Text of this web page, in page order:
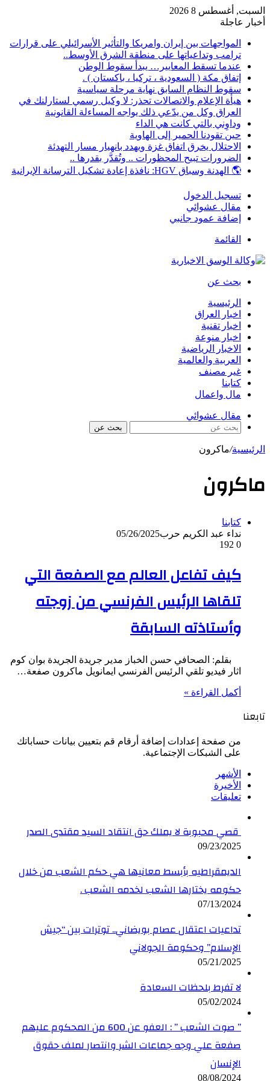
السبت, أغسطس 8 2026
أخبار عاجلة
المواجهات بين إيران وامريكا والتأثير الأسرائيلي على قرارات
ترامب وتداعياتها على منطقة الشرق الأوسط..
عندما تسقط المعايير… يبدأ سقوط الوطن
إتفاق مكة ( السعودية ، تركيا ، باكستان ) .
سقوط النظام السابق نهاية مرحلة سياسية
هيأة الإعلام والاتصالات تحذر: لا وكيل رسمي لستارلنك في
العراق وكل من يدّعي ذلك يواجه المساءلة القانونية
وداوِني بالتي كانت هي الداء
حين تقودنا الحمير إلى الهاوية
الاحتلال يخرق اتفاق غزة ويهدد بانهيار مسار التهدئة
الضرورات تبيح المحظورات .. وتُقدَّر بقدرها ..
🌎 الهدنة وسباق HGV: نافذة إعادة تشكيل الترسانة الإيرانية
تسجيل الدخول
مقال عشوائي
إضافة عمود جانبي
القائمة
بحث عن
الرئيسية
اخبار العراق
اخبار تقنية
اخبار منوعة
الاخبار الرياضية
العربية والعالمية
غير مصنف
كتابنا
مال واعمال
مقال عشوائي
بحث عن
الرئيسية/ماكرون
ماكرون
كتابنا
نداء عبد الكريم حرب05/26/2025
0
كيف تفاعل العالم مع الصفعة التي
تلقاها الرئيس الفرنسي من زوجته
وأستاذته السابقة
بقلم: الصحافي حسن الخباز مدير جريدة الجريدة بوان كوم
اثار فيديو تلقي الرئيس الفرنسي ايمانويل ماكرون صفعة…
أكمل القراءة »
تابعنا
من صفحة إعدادات إضافة أرقام قم بتعيين بيانات حساباتك
على الشبكات الإجتماعية.
الأشهر
الأخيرة
تعليقات
قصي محبوبة لا يملك حق انتقاد السيد مقتدى الصدر
09/23/2025
الديمقراطيه بأبسط معانيها هي حكم الشعب من خلال
حكومه يختارها الشعب لخدمه الشعب .
07/13/2024
تداعيات اعتقال عصام بويضاني.. توترات بين “جيش
الإسلام” وحكومة الجولاني
05/21/2025
لا تفرط بلحظات السعادة
05/02/2024
” صوت الشعب ” : العفو عن 600 من المحكوم عليهم
صفعة علي وجه جماعات الشر وانتصار لملف حقوق
الإنسان
08/08/2024